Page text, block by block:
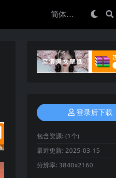
登录后下载
包含资源: (1个)
最近更新: 2025-03-15
分辨率: 3840x2160